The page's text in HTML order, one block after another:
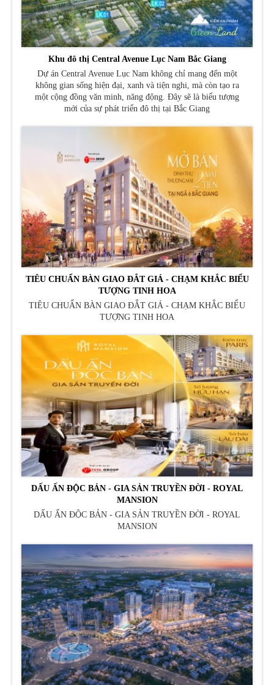
Khu đô thị Central Avenue Lục Nam Bắc Giang
Dự án Central Avenue Lục Nam không chỉ mang đến một
không gian sống hiện đại, xanh và tiện nghi, mà còn tạo ra
một cộng đồng văn minh, năng động. Đây sẽ là biểu tượng
mới của sự phát triển đô thị tại Bắc Giang
TIÊU CHUẨN BÀN GIAO ĐẮT GIÁ - CHẠM KHẮC BIỂU
TƯỢNG TINH HOA
TIÊU CHUẨN BÀN GIAO ĐẮT GIÁ - CHẠM KHẮC BIỂU
TƯỢNG TINH HOA
DẤU ẤN ĐỘC BẢN - GIA SẢN TRUYỀN ĐỜI - ROYAL
MANSION
DẤU ẤN ĐỘC BẢN - GIA SẢN TRUYỀN ĐỜI - ROYAL
MANSION